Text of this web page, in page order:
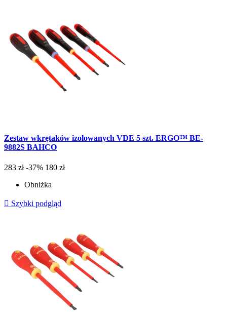
Zestaw wkrętaków izolowanych VDE 5 szt. ERGO™ BE-
9882S BAHCO
283 zł -37% 180 zł
Obniżka
 Szybki podgląd